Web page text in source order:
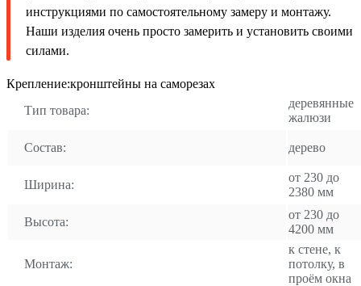
инструкциями по самостоятельному замеру и монтажу.
Наши изделия очень просто замерить и установить своими
силами.
Крепление:кронштейны на саморезах
Тип товара:
деревянные
жалюзи
Состав: дерево
Ширина:
от 230 до
2380 мм
Высота:
от 230 до
4200 мм
Монтаж:
к стене, к
потолку, в
проём окна